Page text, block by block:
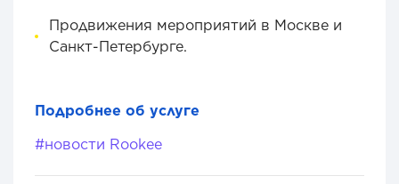
Продвижения мероприятий в Москве и
Санкт-Петербурге.
Подробнее об услуге
#новости Rookee